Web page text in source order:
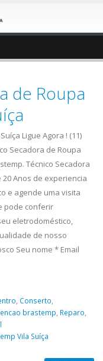
de Roupa
Ligue Agora ! (11)
Secadora de Roupa
Técnico Secadora
20 Anos de experiencia
e agende uma visita
pode conferir
eletrodoméstico,
de nosso
Seu nome * Email
, Conserto,
brastemp, Reparo,
Vila Suíça